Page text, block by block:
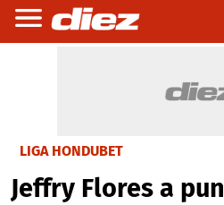
LIGA HONDUBET
Jeffry Flores a